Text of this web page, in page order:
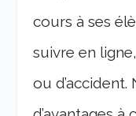
cours à ses
suivre en
ou d’accident.